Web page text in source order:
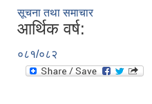
सूचना तथा समाचार
आर्थिक वर्ष:
०८१/०८२